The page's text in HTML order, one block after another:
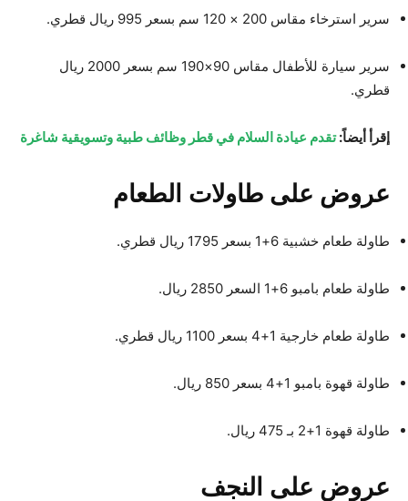
سرير استرخاء مقاس 200 × 120 سم بسعر 995 ريال قطري.
سرير سيارة للأطفال مقاس 90×190 سم بسعر 2000 ريال
قطري.
إقرأ أيضاً:تقدم عيادة السلام في قطر وظائف طبية وتسويقية شاغرة
عروض على طاولات الطعام
طاولة طعام خشبية 6+1 بسعر 1795 ريال قطري.
طاولة طعام بامبو 6+1 السعر 2850 ريال.
طاولة طعام خارجية 1+4 بسعر 1100 ريال قطري.
طاولة قهوة بامبو 1+4 بسعر 850 ريال.
طاولة قهوة 1+2 بـ 475 ريال.
عروض على النجف